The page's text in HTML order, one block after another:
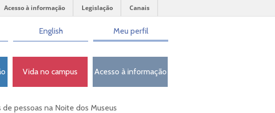
Acesso à informação Legislação Canais
English Meu perfil
Vida no campus Acesso à informação
pessoas na Noite dos Museus